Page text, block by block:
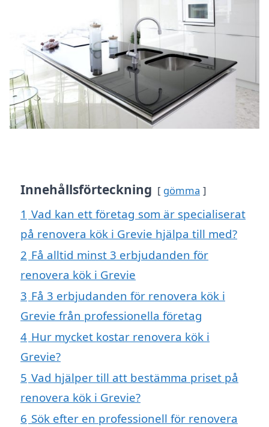
Innehållsförteckning gömma
1 Vad kan ett företag som är specialiserat
på renovera kök i Grevie hjälpa till med?
2 Få alltid minst 3 erbjudanden för
renovera kök i Grevie
3 Få 3 erbjudanden för renovera kök i
Grevie från professionella företag
4 Hur mycket kostar renovera kök i
Grevie?
5 Vad hjälper till att bestämma priset på
renovera kök i Grevie?
6 Sök efter en professionell för renovera